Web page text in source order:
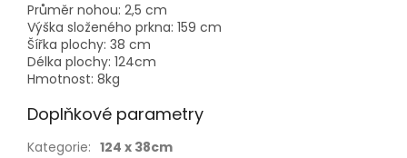
Průměr nohou: 2,5 cm
Výška složeného prkna: 159 cm
Šířka plochy: 38 cm
Délka plochy: 124cm
Hmotnost: 8kg
Doplňkové parametry
Kategorie: 124 x 38cm